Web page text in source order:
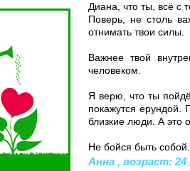
Диана, что ты, всё с
Поверь, не столь
отнимать твои силы.
Важнее твой
человеком.
Я верю, что ты
покажутся ерундой.
близкие люди. А это
Не бойся быть собой.
Анна , возраст: 24